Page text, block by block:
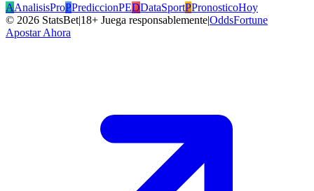
AAnalisisProPPrediccionPEDDataSportPPronosticoHoy
© 2026 StatsBet|18+ Juega responsablemente|OddsFortune
Apostar Ahora